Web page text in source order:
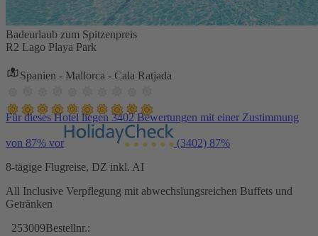
Badeurlaub zum Spitzenpreis
R2 Lago Playa Park
Spanien - Mallorca - Cala Ratjada
Für dieses Hotel liegen 3402 Bewertungen mit einer Zustimmung
von 87% vor (3402) 87%
8-tägige Flugreise, DZ inkl. AI
All Inclusive Verpflegung mit abwechslungsreichen Buffets und
Getränken
253009Bestellnr.: